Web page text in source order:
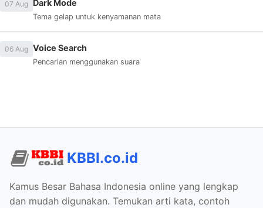
07 Aug Dark Mode
Tema gelap untuk kenyamanan mata
06 Aug Voice Search
Pencarian menggunakan suara
KBBI.co.id
Kamus Besar Bahasa Indonesia online yang lengkap
dan mudah digunakan. Temukan arti kata, contoh